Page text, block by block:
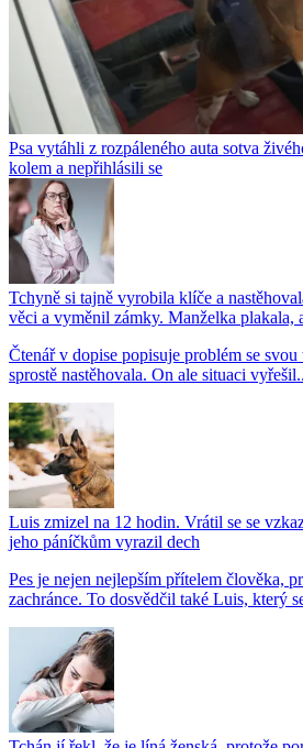
Psa vytáhli z rozpáleného auta sotva
kolem a nepřihlásili se
Tchyně si tajně vyrobila klíče a
věci a vyměnil zámky. Manželka plakala,
Čtenář v dopise popisuje problém se
sprostě nastěhovala. On ale situaci
Luis zmizel na 12 hodin. Vrátil se se
jeho páníčkům vyrazil dech
Pes je nejen nejlepším přítelem člověka,
zachránce. To dosvědčil také Luis, který